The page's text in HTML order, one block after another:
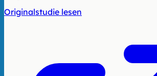
Originalstudie lesen